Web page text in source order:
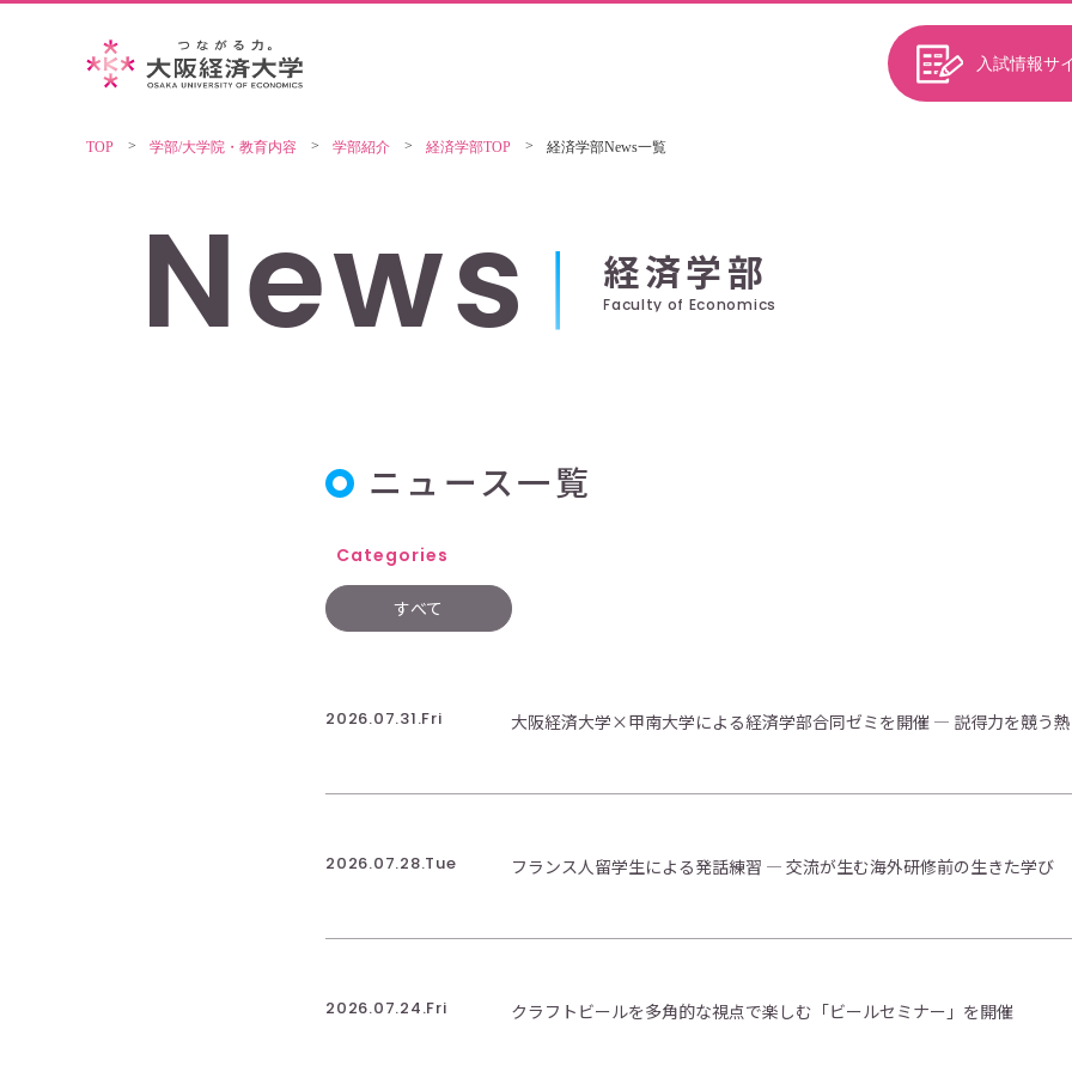
入試情報サ
TOP 学部/大学院・教育内容 学部紹介 経済学部TOP 経済学部News一覧
News 経済学部
Faculty of Economics
ニュース一覧
Categories
すべて
2026.07.31.Fri 大阪経済大学×甲南大学による経済学部合同ゼミを開催 ― 説得力を競う
2026.07.28.Tue フランス人留学生による発話練習 ― 交流が生む海外研修前の生きた学び
2026.07.24.Fri クラフトビールを多角的な視点で楽しむ「ビールセミナー」を開催